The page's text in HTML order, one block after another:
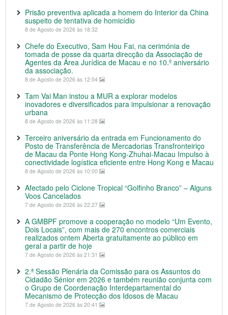
Prisão preventiva aplicada a homem do Interior da China
suspeito de tentativa de homicídio
8 de Agosto de 2026 às 18:32
Chefe do Executivo, Sam Hou Fai, na cerimónia de
tomada de posse da quarta direcção da Associação de
Agentes da Área Jurídica de Macau e no 10.º aniversário
da associação.
8 de Agosto de 2026 às 12:04
Tam Vai Man instou a MUR a explorar modelos
inovadores e diversificados para impulsionar a renovação
urbana
8 de Agosto de 2026 às 11:28
Terceiro aniversário da entrada em Funcionamento do
Posto de Transferência de Mercadorias Transfronteiriço
de Macau da Ponte Hong Kong-Zhuhai-Macau Impulso à
conectividade logística eficiente entre Hong Kong e Macau
8 de Agosto de 2026 às 10:00
Afectado pelo Ciclone Tropical “Golfinho Branco” – Alguns
Voos Cancelados
7 de Agosto de 2026 às 22:27
A GMBPF promove a cooperação no modelo “Um Evento,
Dois Locais”, com mais de 270 encontros comerciais
realizados ontem Aberta gratuitamente ao público em
geral a partir de hoje
7 de Agosto de 2026 às 21:31
2.ª Sessão Plenária da Comissão para os Assuntos do
Cidadão Sénior em 2026 e também reunião conjunta com
o Grupo de Coordenação Interdepartamental do
Mecanismo de Protecção dos Idosos de Macau
7 de Agosto de 2026 às 20:41